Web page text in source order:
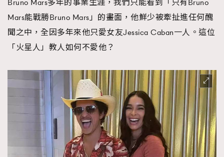
Bruno Mars多年的事業生涯，我們只能看到「只有Bruno
Mars能戰勝Bruno Mars」的畫面，他鮮少被牽扯進任何醜
聞之中，全因多年來他只愛女友Jessica Caban一人。這位
「火星人」教人如何不愛他？